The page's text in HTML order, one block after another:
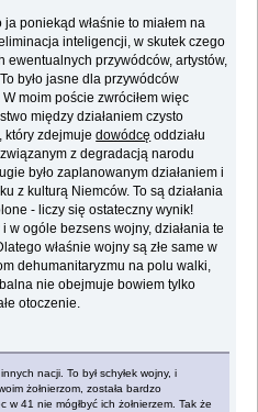
poniekąd właśnie to miałem na
inteligencji, w skutek czego
ewentualnych przywódców, artystów,
było jasne dla przywódców
moim poście zwróciłem więc
między działaniem czysto
który zdejmujedowódcę oddziału
z degradacją narodu
było zaplanowanym działaniem i
z kulturą Niemców. To są działania
- liczy się ostateczny wynik!
w ogóle bezsens wojny, działania te
właśnie wojny są złe same w
dehumanitaryzmu na polu walki,
nie obejmuje bowiem tylko
otoczenie.
nacji. To był schyłek wojny, i
żołnierzom, została bardzo
w 41 nie mógłbyć ich żołnierzem. Tak że